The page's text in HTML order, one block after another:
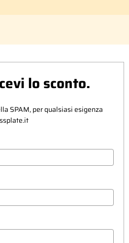
lo sconto.
SPAM, per qualsiasi esigenza